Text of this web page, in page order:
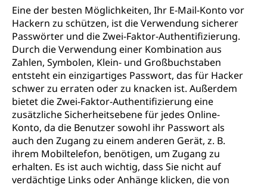
Eine der besten Möglichkeiten, Ihr E-Mail-Konto vor
Hackern zu schützen, ist die Verwendung sicherer
Passwörter und die Zwei-Faktor-Authentifizierung.
Durch die Verwendung einer Kombination aus
Zahlen, Symbolen, Klein- und Großbuchstaben
entsteht ein einzigartiges Passwort, das für Hacker
schwer zu erraten oder zu knacken ist. Außerdem
bietet die Zwei-Faktor-Authentifizierung eine
zusätzliche Sicherheitsebene für jedes Online-
Konto, da die Benutzer sowohl ihr Passwort als
auch den Zugang zu einem anderen Gerät, z. B.
ihrem Mobiltelefon, benötigen, um Zugang zu
erhalten. Es ist auch wichtig, dass Sie nicht auf
verdächtige Links oder Anhänge klicken, die von